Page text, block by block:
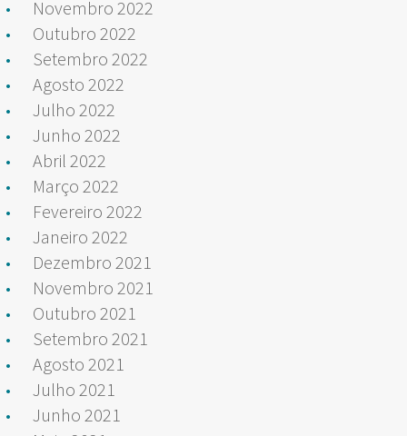
Novembro 2022
Outubro 2022
Setembro 2022
Agosto 2022
Julho 2022
Junho 2022
Abril 2022
Março 2022
Fevereiro 2022
Janeiro 2022
Dezembro 2021
Novembro 2021
Outubro 2021
Setembro 2021
Agosto 2021
Julho 2021
Junho 2021